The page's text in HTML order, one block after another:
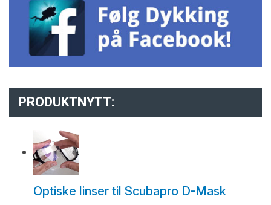
PRODUKTNYTT:
Optiske linser til Scubapro D-Mask